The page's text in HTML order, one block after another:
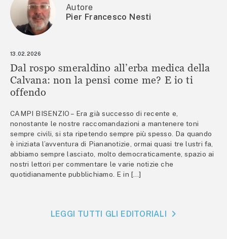
Autore
Pier Francesco Nesti
13.02.2026
Dal rospo smeraldino all’erba medica della
Calvana: non la pensi come me? E io ti
offendo
CAMPI BISENZIO – Era già successo di recente e,
nonostante le nostre raccomandazioni a mantenere toni
sempre civili, si sta ripetendo sempre più spesso. Da quando
è iniziata l’avventura di Piananotizie, ormai quasi tre lustri fa,
abbiamo sempre lasciato, molto democraticamente, spazio ai
nostri lettori per commentare le varie notizie che
quotidianamente pubblichiamo. E in […]
LEGGI TUTTI GLI EDITORIALI